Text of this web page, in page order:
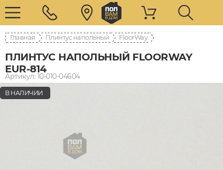
Главная Плинтус напольный FloorWay
ПЛИНТУС НАПОЛЬНЫЙ FLOORWAY
EUR-814
Артикул: 10-010-04604
В НАЛИЧИИ